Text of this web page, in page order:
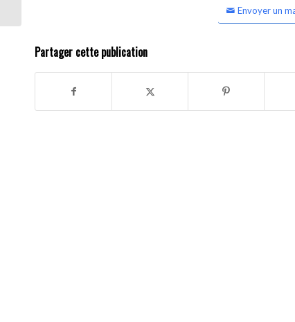
Envoyer un
Partager cette publication